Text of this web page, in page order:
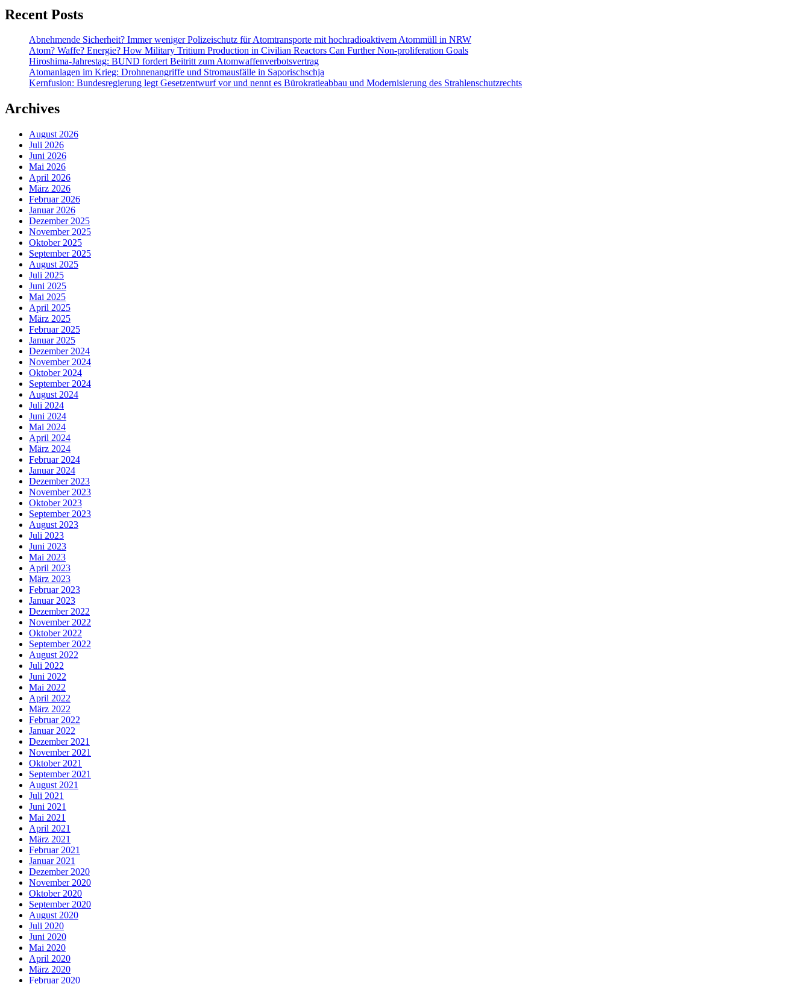
Recent Posts
Abnehmende Sicherheit? Immer weniger Polizeischutz für Atomtransporte mit hochradioaktivem Atommüll in NRW
Atom? Waffe? Energie? How Military Tritium Production in Civilian Reactors Can Further Non-proliferation Goals
Hiroshima-Jahrestag: BUND fordert Beitritt zum Atomwaffenverbotsvertrag
Atomanlagen im Krieg: Drohnenangriffe und Stromausfälle in Saporischschja
Kernfusion: Bundesregierung legt Gesetzentwurf vor und nennt es Bürokratieabbau und Modernisierung des Strahlenschutzrechts
Archives
August 2026
Juli 2026
Juni 2026
Mai 2026
April 2026
März 2026
Februar 2026
Januar 2026
Dezember 2025
November 2025
Oktober 2025
September 2025
August 2025
Juli 2025
Juni 2025
Mai 2025
April 2025
März 2025
Februar 2025
Januar 2025
Dezember 2024
November 2024
Oktober 2024
September 2024
August 2024
Juli 2024
Juni 2024
Mai 2024
April 2024
März 2024
Februar 2024
Januar 2024
Dezember 2023
November 2023
Oktober 2023
September 2023
August 2023
Juli 2023
Juni 2023
Mai 2023
April 2023
März 2023
Februar 2023
Januar 2023
Dezember 2022
November 2022
Oktober 2022
September 2022
August 2022
Juli 2022
Juni 2022
Mai 2022
April 2022
März 2022
Februar 2022
Januar 2022
Dezember 2021
November 2021
Oktober 2021
September 2021
August 2021
Juli 2021
Juni 2021
Mai 2021
April 2021
März 2021
Februar 2021
Januar 2021
Dezember 2020
November 2020
Oktober 2020
September 2020
August 2020
Juli 2020
Juni 2020
Mai 2020
April 2020
März 2020
Februar 2020